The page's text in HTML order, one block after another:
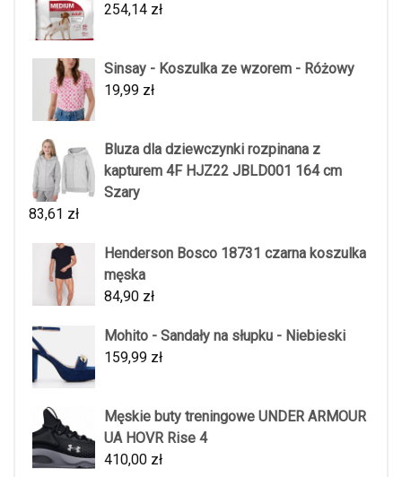
254,14 zł
Sinsay - Koszulka ze wzorem - Różowy
19,99 zł
Bluza dla dziewczynki rozpinana z
kapturem 4F HJZ22 JBLD001 164 cm
Szary
83,61 zł
Henderson Bosco 18731 czarna koszulka
męska
84,90 zł
Mohito - Sandały na słupku - Niebieski
159,99 zł
Męskie buty treningowe UNDER ARMOUR
UA HOVR Rise 4
410,00 zł